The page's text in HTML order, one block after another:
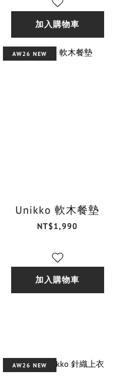
加入購物車
AW26 NEW
Unikko 軟木餐墊
NT$1,990
加入購物車
AW26 NEW